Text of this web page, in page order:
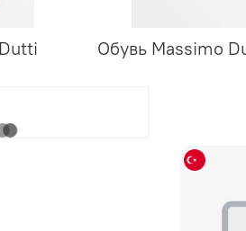
Обувь Massimo